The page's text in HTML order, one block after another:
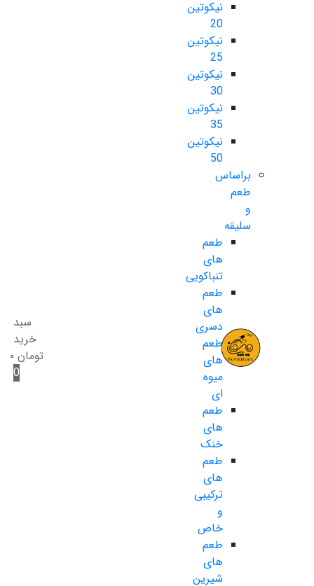
نیکوتین
20
نیکوتین
25
نیکوتین
30
نیکوتین
35
نیکوتین
50
براساس
طعم
و
سلیقه
طعم
های
تنباکویی
طعم
های
دسری
طعم
های
میوه
ای
طعم
های
خنک
طعم
های
ترکیبی
و
خاص
طعم
های
شیرین
سبد
خرید
تومان ۰
0